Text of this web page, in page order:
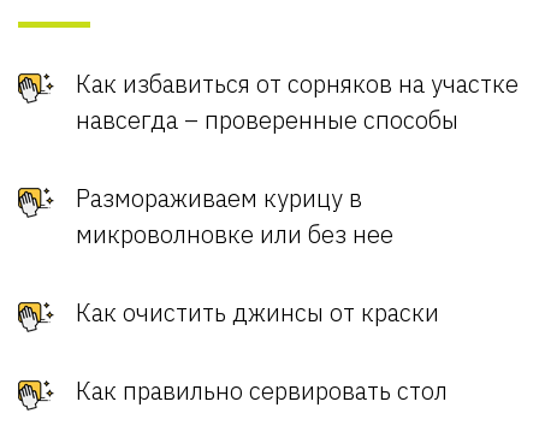
Как избавиться от сорняков на участке
навсегда – проверенные способы
Размораживаем курицу в
микроволновке или без нее
Как очистить джинсы от краски
Как правильно сервировать стол